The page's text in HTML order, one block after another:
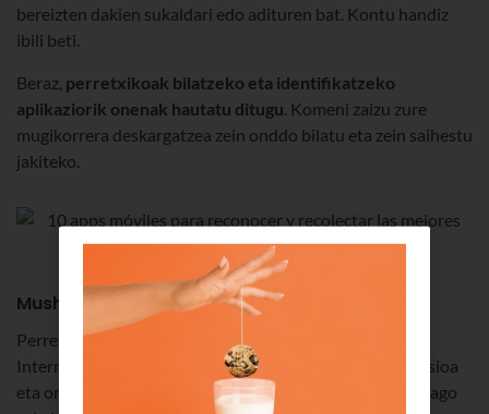
bereizten dakien sukaldari edo adituren bat. Kontu handiz
ibili beti.
Beraz, perretxikoak bilatzeko eta identifikatzeko
aplikaziorik onenak hautatu ditugu. Komeni zaizu zure
mugikorrera deskargatzea zein onddo bilatu eta zein saihestu
jakiteko.
MushTool
Perretxikoak identifikatzeko aplikaziorik ezagunena eta
Interneten baloraziorik onena duena da, eta doako bertsioa
eta ordainpekoa ditu. Tresna honek 100 fitxa baino gehiago